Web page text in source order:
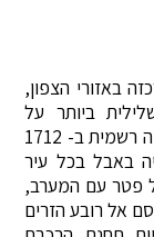
רוסיה התרכזה באזורי הצפון,
ביותר על
מוסקבה. העיר החדשה סנט פטרסבורג, הוכרזה רשמית ב- 1712
באבל בכל עיר
פטר עם המערב,
אל רובע הזרים